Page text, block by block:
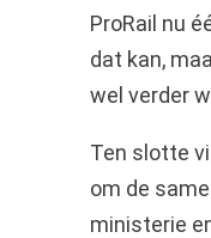
ProRail nu
dat kan,
wel verder
Ten slotte
om de
ministerie